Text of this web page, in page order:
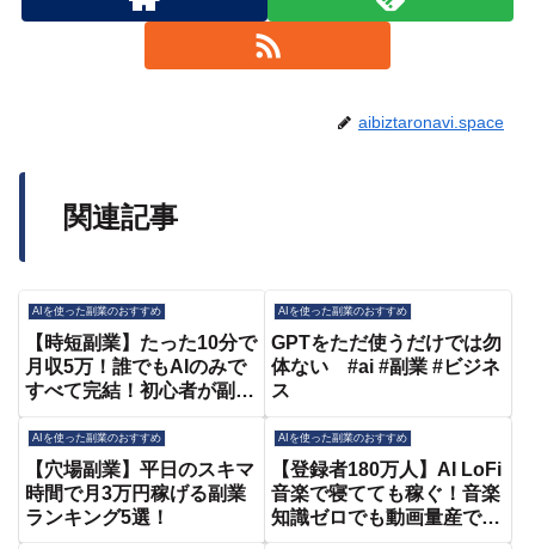
aibiztaronavi.space
関連記事
AIを使った副業のおすすめ
【時短副業】たった10分で
月収5万！誰でもAIのみで
すべて完結！初心者が副業
れ！【おすすめ 副業】
【在宅ワーク】
【ChatGPT】
AIを使った副業のおすすめ
GPTをただ使うだけでは勿
体ない #ai #副業 #ビジネ
ス
AIを使った副業のおすすめ
【穴場副業】平日のスキマ
時間で月3万円稼げる副業
ランキング5選！
AIを使った副業のおすすめ
【登録者180万人】AI LoFi
音楽で寝てても稼ぐ！音楽
知識ゼロでも動画量産で月